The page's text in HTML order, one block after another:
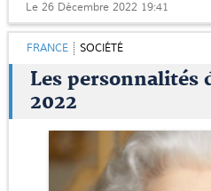
Le 26 Décembre 2022 19:41
FRANCE SOCIÉTÉ
Les personnalités
2022